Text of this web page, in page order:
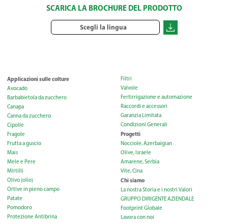
SCARICA LA BROCHURE DEL PRODOTTO
Scegli la lingua
Applicazioni sulle colture
Avocado
Barbabietola da zucchero
Canapa
Canna da zucchero
Cipolle
Fragole
Frutta a guscio
Mais
Mele e Pere
Mirtilli
Olivo (olio)
Ortive in pieno campo
Patate
Pomodoro
Protezione Antibrina
Filtri
Valvole
Fertirrigazione e automazione
Raccordi e accessori
Garanzia Limitata
Condizioni Generali
Progetti
Nocciole, Azerbaigian
Olive, Israele
Amarene, Serbia
Vite, Cina
Chi siamo
La nostra Storia e i nostri Valori
GRUPPO DIRIGENTE AZIENDALE
Footprint Globale
Lavora con noi